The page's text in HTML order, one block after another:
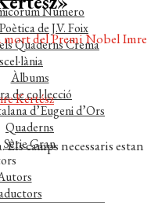
Numero
de J.V. Foix
Quaderns Crema
Àlbums
de col·lecció
d’Eugeni d’Ors
Quaderns
Sèrie Gran
Kertész
Els camps necessaris estan